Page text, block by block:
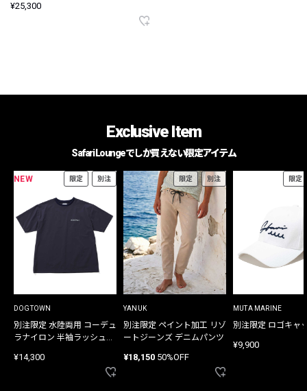
¥25,300
Exclusive Item
Safari Loungeでしか買えない限定アイテム
NEW 限定 別注
DOGTOWN
別注限定 水陸両用 コーデュ
ラナイロン 半袖ラッシュガ
¥14,300
限定 別注
YANUK
別注限定 ペイント加工 リゾ
ートジーンズ デニムパンツ
¥18,150 50%OFF
限定
MUTA MARINE
別注限定 ロゴキャ
¥9,900